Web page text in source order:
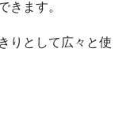
きます。
りとして広々と使